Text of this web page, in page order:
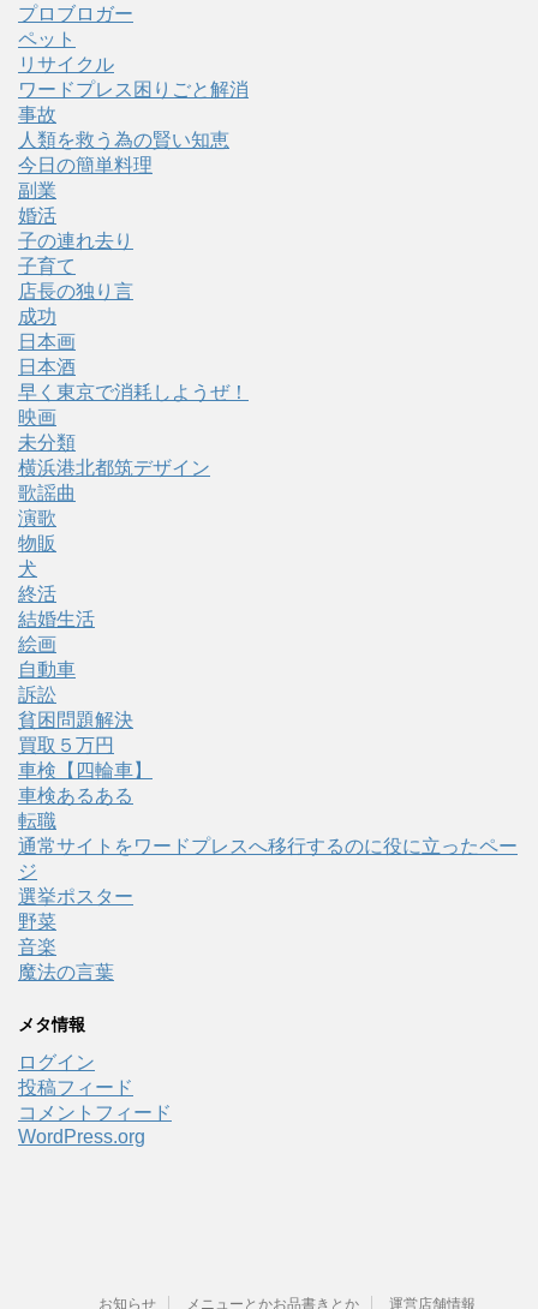
プロブロガー
ペット
リサイクル
ワードプレス困りごと解消
事故
人類を救う為の賢い知恵
今日の簡単料理
副業
婚活
子の連れ去り
子育て
店長の独り言
成功
日本画
日本酒
早く東京で消耗しようぜ！
映画
未分類
横浜港北都筑デザイン
歌謡曲
演歌
物販
犬
終活
結婚生活
絵画
自動車
訴訟
貧困問題解決
買取５万円
車検【四輪車】
車検あるある
転職
通常サイトをワードプレスへ移行するのに役に立ったペー
ジ
選挙ポスター
野菜
音楽
魔法の言葉
メタ情報
ログイン
投稿フィード
コメントフィード
WordPress.org
お知らせ メニューとかお品書きとか 運営店舗情報